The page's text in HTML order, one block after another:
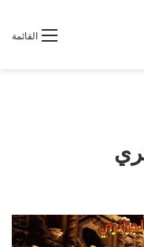
القائمة